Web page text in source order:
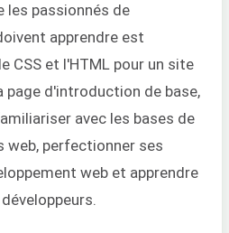
les passionnés de
apprendre est
CSS et l'HTML pour un site
page d'introduction de base,
avec les bases de
web, perfectionner ses
web et apprendre